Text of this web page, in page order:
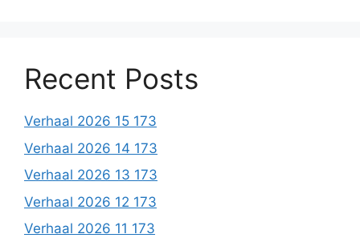
Recent Posts
Verhaal 2026 15 173
Verhaal 2026 14 173
Verhaal 2026 13 173
Verhaal 2026 12 173
Verhaal 2026 11 173